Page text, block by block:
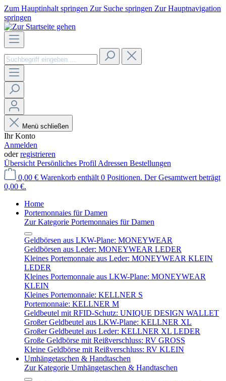
Zum Hauptinhalt springen Zur Suche springen Zur Hauptnavigation
springen
Menü schließen
Ihr Konto
Anmelden
oderregistrieren
Übersicht Persönliches Profil Adressen Bestellungen
0,00 € Warenkorb enthält 0 Positionen. Der Gesamtwert beträgt
0,00 €.
Home
Portemonnaies für Damen
Zur Kategorie Portemonnaies für Damen
Geldbörsen aus LKW-Plane: MONEYWEAR
Geldbörsen aus Leder: MONEYWEAR LEDER
Kleines Portemonnaie aus Leder: MONEYWEAR KLEIN
LEDER
Kleines Portemonnaie aus LKW-Plane: MONEYWEAR
KLEIN
Kleines Portemonnaie: KELLNER S
Portemonnaie: KELLNER M
Geldbeutel mit RFID-Schutz: UNIQUE DESIGN WALLET
Großer Geldbeutel aus LKW-Plane: KELLNER XL
Großer Geldbeutel aus Leder: KELLNER XL LEDER
Große Geldbörse mit Reißverschluss: RV GROSS
Kleine Geldbörse mit Reißverschluss: RV KLEIN
Umhängetaschen & Handtaschen
Zur Kategorie Umhängetaschen & Handtaschen